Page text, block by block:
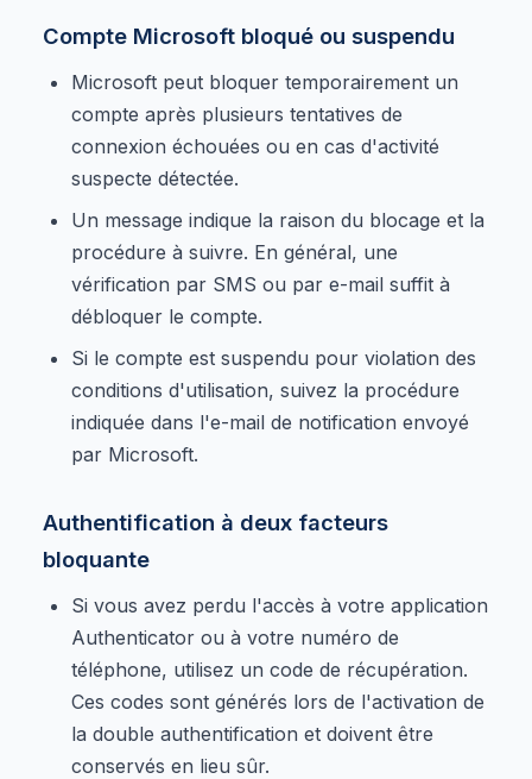
Compte Microsoft bloqué ou suspendu
Microsoft peut bloquer temporairement un
compte après plusieurs tentatives de
connexion échouées ou en cas d'activité
suspecte détectée.
Un message indique la raison du blocage et la
procédure à suivre. En général, une
vérification par SMS ou par e-mail suffit à
débloquer le compte.
Si le compte est suspendu pour violation des
conditions d'utilisation, suivez la procédure
indiquée dans l'e-mail de notification envoyé
par Microsoft.
Authentification à deux facteurs
bloquante
Si vous avez perdu l'accès à votre application
Authenticator ou à votre numéro de
téléphone, utilisez un code de récupération.
Ces codes sont générés lors de l'activation de
la double authentification et doivent être
conservés en lieu sûr.